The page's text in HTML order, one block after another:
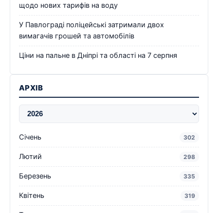
щодо нових тарифів на воду
У Павлограді поліцейські затримали двох
вимагачів грошей та автомобілів
Ціни на пальне в Дніпрі та області на 7 серпня
АРХІВ
Січень 302
Лютий 298
Березень 335
Квітень 319